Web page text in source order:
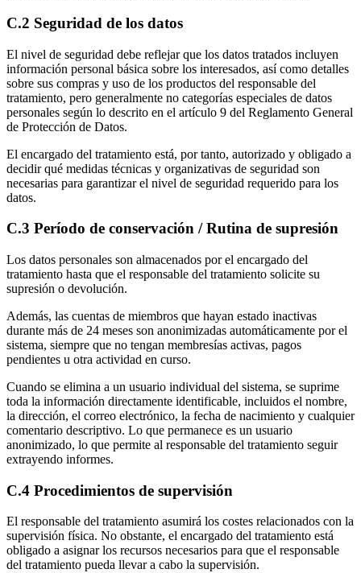
C.2 Seguridad de los datos
El nivel de seguridad debe reflejar que los datos tratados incluyen
información personal básica sobre los interesados, así como detalles
sobre sus compras y uso de los productos del responsable del
tratamiento, pero generalmente no categorías especiales de datos
personales según lo descrito en el artículo 9 del Reglamento General
de Protección de Datos.
El encargado del tratamiento está, por tanto, autorizado y obligado a
decidir qué medidas técnicas y organizativas de seguridad son
necesarias para garantizar el nivel de seguridad requerido para los
datos.
C.3 Período de conservación / Rutina de supresión
Los datos personales son almacenados por el encargado del
tratamiento hasta que el responsable del tratamiento solicite su
supresión o devolución.
Además, las cuentas de miembros que hayan estado inactivas
durante más de 24 meses son anonimizadas automáticamente por el
sistema, siempre que no tengan membresías activas, pagos
pendientes u otra actividad en curso.
Cuando se elimina a un usuario individual del sistema, se suprime
toda la información directamente identificable, incluidos el nombre,
la dirección, el correo electrónico, la fecha de nacimiento y cualquier
comentario descriptivo. Lo que permanece es un usuario
anonimizado, lo que permite al responsable del tratamiento seguir
extrayendo informes.
C.4 Procedimientos de supervisión
El responsable del tratamiento asumirá los costes relacionados con la
supervisión física. No obstante, el encargado del tratamiento está
obligado a asignar los recursos necesarios para que el responsable
del tratamiento pueda llevar a cabo la supervisión.